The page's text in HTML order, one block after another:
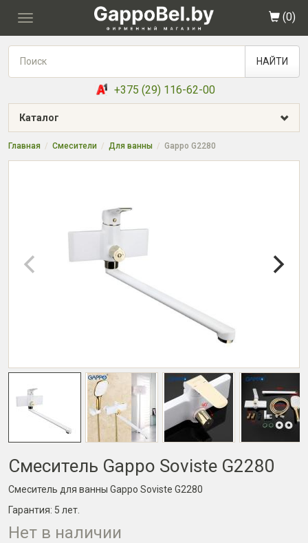
Toggle
(0)
НАЙТИ
+375 (29) 116-62-00
Каталог
Главная Смесители Для ванны Gappo G2280
Смеситель Gappo Soviste G2280
Смеситель для ванны Gappo Soviste G2280
Гарантия: 5 лет
Нет в наличии